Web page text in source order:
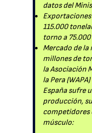
datos del
115.000
torno a
Mercado de la
millones de
la Asociación
la Pera
España sufre
producción,
competidores
músculo: